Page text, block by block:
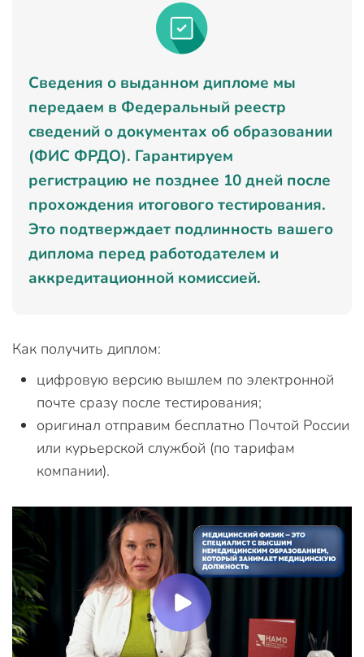
Сведения о выданном дипломе мы
передаем в Федеральный реестр
сведений о документах об образовании
(ФИС ФРДО). Гарантируем
регистрацию не позднее 10 дней после
прохождения итогового тестирования.
Это подтверждает подлинность вашего
диплома перед работодателем и
аккредитационной комиссией.
Как получить диплом:
цифровую версию вышлем по электронной
почте сразу после тестирования;
оригинал отправим бесплатно Почтой России
или курьерской службой (по тарифам
компании).